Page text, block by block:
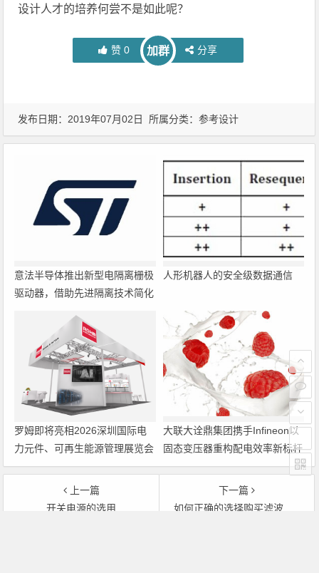
设计人才的培养何尝不是如此呢？
赞 0 加群 分享
发布日期：2019年07月02日 所属分类：参考设计
意法半导体推出新型电隔离栅极
驱动器，借助先进隔离技术简化
人形机器人的安全级数据通信
罗姆即将亮相2026深圳国际电
力元件、可再生能源管理展览会
暨研讨会
大联大诠鼎集团携手Infineon以
固态变压器重构配电效率新标杆
上一篇
开关电源的选用
下一篇
如何正确的选择购买滤波电容